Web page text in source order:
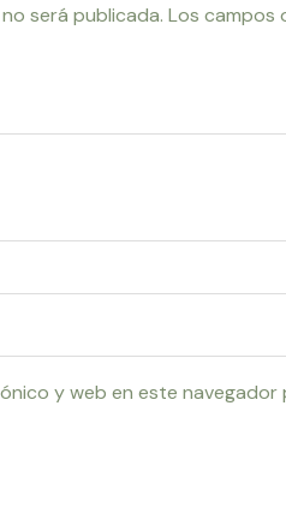
será publicada. Los campos
y web en este navegador